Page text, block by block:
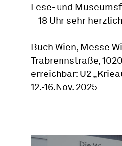
Lese- und
– 18 Uhr sehr
Buch Wien, Messe
Trabrennstraße,
erreichbar: U2
12.-16.Nov. 2025